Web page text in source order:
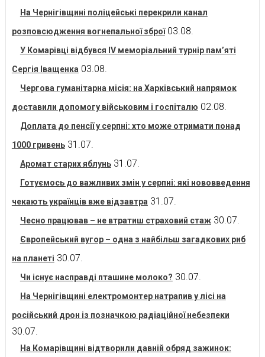
На Чернігівщині поліцейські перекрили канал
розповсюдження вогнепальної зброї 03.08.
У Комарівці відбувся IV меморіальний турнір пам’яті
Сергія Іващенка 03.08.
Чергова гуманітарна місія: на Харківський напрямок
доставили допомогу військовим і госпіталю 02.08.
Доплата до пенсії у серпні: хто може отримати понад
1000 гривень 31.07.
Аромат старих яблунь 31.07.
Готуємось до важливих змін у серпні: які нововведення
чекають українців вже відзавтра 31.07.
Чесно працював – не втратиш страховий стаж 30.07.
Європейський вугор – одна з найбільш загадкових риб
на планеті 30.07.
Чи існує насправді пташине молоко? 30.07.
На Чернігівщині електромонтер натрапив у лісі на
російський дрон із позначкою радіаційної небезпеки
30.07.
На Комарівщині відтворили давній обряд зажинок: